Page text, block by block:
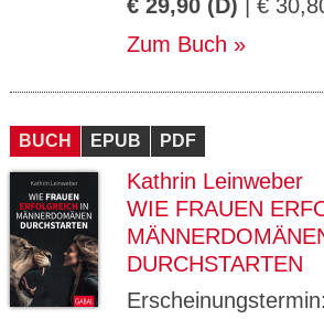
€ 29,90 (D) | €
Zum Buch
BUCH EPUB PDF
Kathrin Leinweber
WIE FRAUEN
DURCHSTARTEN
Erscheinungstermin: